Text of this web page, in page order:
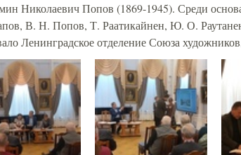
Николаевич Попов (1869-1945). Среди
В. Н. Попов, Т. Раатикайнен, Ю. О.
Ленинградское отделение Союза